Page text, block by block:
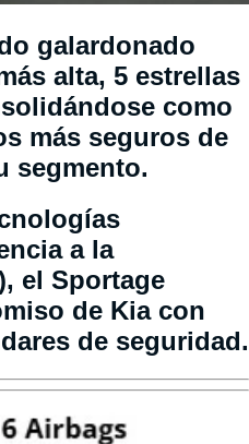
galardonado
alta, 5 estrellas
como
más seguros de
segmento.
a la
el Sportage
de Kia con
de seguridad.